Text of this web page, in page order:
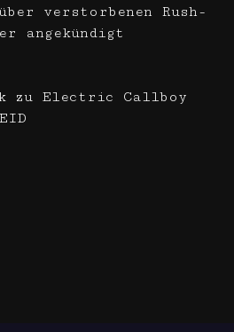
verstorbenen Rush-
angekündigt
zu Electric Callboy